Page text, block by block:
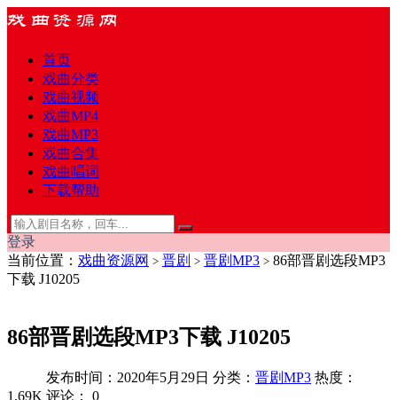
首页
戏曲分类
戏曲视频
戏曲MP4
戏曲MP3
戏曲合集
戏曲唱词
下载帮助
登录
当前位置： 戏曲资源网 > 晋剧 > 晋剧MP3 > 86部晋剧选段MP3
下载 J10205
86部晋剧选段MP3下载 J10205
发布时间：2020年5月29日 分类： 晋剧MP3 热度：
1.69K 评论： 0